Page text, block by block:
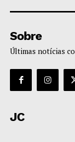
Sobre
Últimas notícias
JC